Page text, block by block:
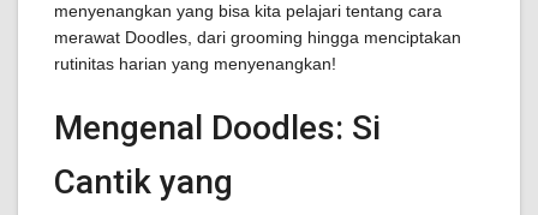
menyenangkan yang bisa kita pelajari tentang cara
merawat Doodles, dari grooming hingga menciptakan
rutinitas harian yang menyenangkan!
Mengenal Doodles: Si
Cantik yang